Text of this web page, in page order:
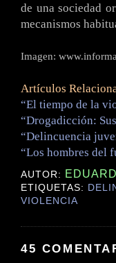
de una sociedad
mecanismos
Imagen:
Artículos
“El tiempo de la
“Drogadicción:
“Delincuencia
“Los hombres del
AUTOR:
ETIQUETAS:
VIOLENCIA
45